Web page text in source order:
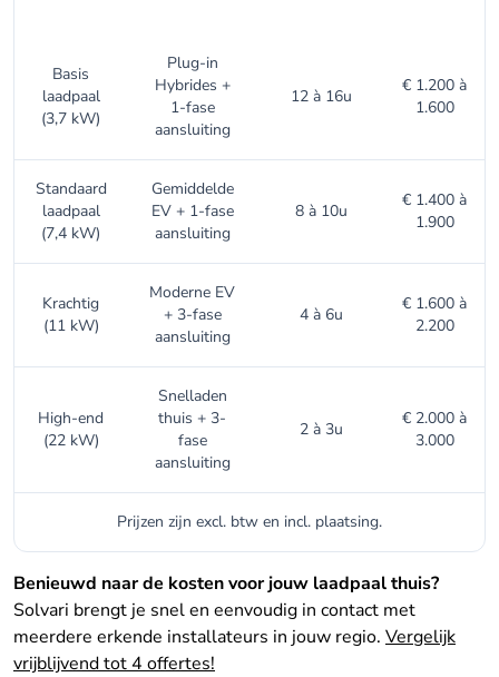
Basis
laadpaal
(3,7 kW)
Plug-in
Hybrides +
1-fase
aansluiting
12 à 16u
€ 1.200 à
1.600
Standaard
laadpaal
(7,4 kW)
Gemiddelde
EV + 1-fase
aansluiting
8 à 10u
€ 1.400 à
1.900
Krachtig
(11 kW)
Moderne EV
+ 3-fase
aansluiting
4 à 6u
€ 1.600 à
2.200
High-end
(22 kW)
Snelladen
thuis + 3-
fase
aansluiting
2 à 3u
€ 2.000 à
3.000
Prijzen zijn excl. btw en incl. plaatsing.
Benieuwd naar de kosten voor jouw laadpaal thuis?
Solvari brengt je snel en eenvoudig in contact met
meerdere erkende installateurs in jouw regio. Vergelijk
vrijblijvend tot 4 offertes!